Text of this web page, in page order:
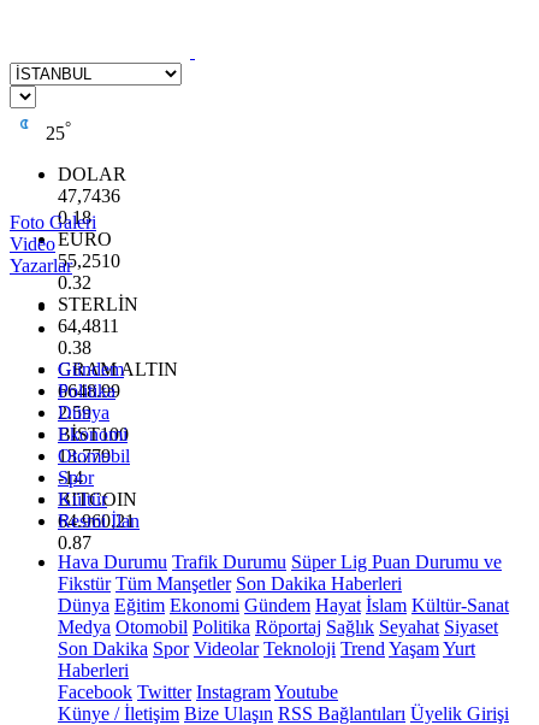
25°
DOLAR
47,7436
0.18
EURO
55,2510
0.32
STERLİN
64,4811
0.38
GRAM ALTIN
6648.99
2.59
BİST100
13.779
-14
BITCOIN
64.960,21
0.87
Foto Galeri
Video
Yazarlar
Gündem
Politika
Dünya
Ekonomi
Otomobil
Spor
Kültür
Resmi İlan
Hava Durumu Trafik Durumu Süper Lig Puan Durumu ve
Fikstür Tüm Manşetler Son Dakika Haberleri
Dünya Eğitim Ekonomi Gündem Hayat İslam Kültür-Sanat
Medya Otomobil Politika Röportaj Sağlık Seyahat Siyaset
Son Dakika Spor Videolar Teknoloji Trend YaşamYurt
Haberleri
Facebook Twitter InstagramYoutube
Künye / İletişim Bize Ulaşın RSS Bağlantıları Üyelik Girişi